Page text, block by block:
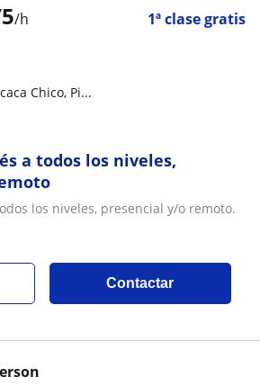
5/h 1ª clase gratis
Chico, Pi...
a todos los niveles,
los niveles, presencial y/o remoto.
Contactar